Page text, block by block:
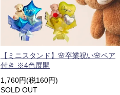
【ミニスタンド】🌸卒業祝い🌸ベア
付き ※4色展開
1,760円(税160円)
SOLD OUT